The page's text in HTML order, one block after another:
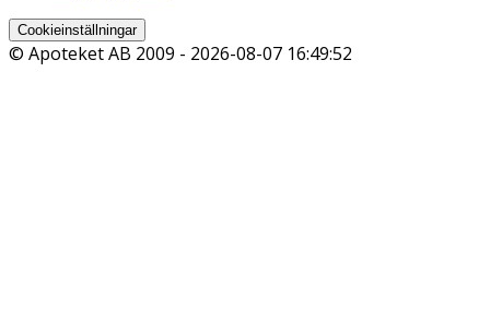
Cookieinställningar
© Apoteket AB 2009 - 2026-08-07 16:49:52